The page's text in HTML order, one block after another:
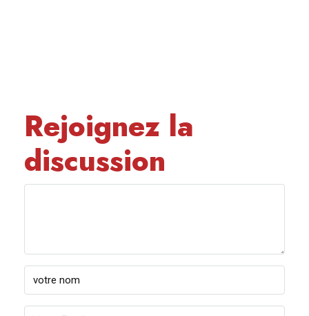
Rejoignez la
discussion